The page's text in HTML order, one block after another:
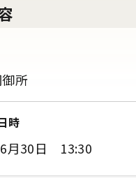
所
時
月30日 13:30